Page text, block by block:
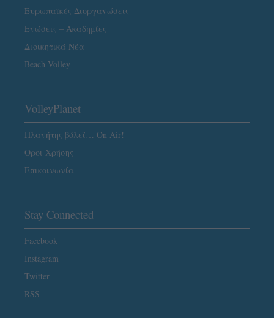
Ευρωπαϊκές Διοργανώσεις
Ενώσεις – Ακαδημίες
Διοικητικά Νέα
Beach Volley
VolleyPlanet
Πλανήτης βόλεϊ… On Air!
Όροι Χρήσης
Επικοινωνία
Stay Connected
Facebook
Instagram
Twitter
RSS